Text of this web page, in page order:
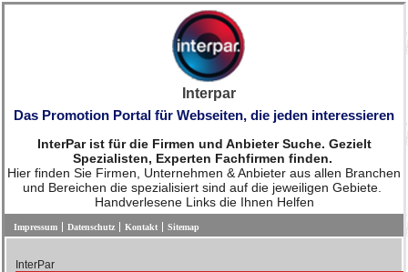
Interpar
Das Promotion Portal für Webseiten, die jeden interessieren
InterPar ist für die Firmen und Anbieter Suche. Gezielt
Spezialisten, Experten Fachfirmen finden.
Hier finden Sie Firmen, Unternehmen & Anbieter aus allen Branchen
und Bereichen die spezialisiert sind auf die jeweiligen Gebiete.
Handverlesene Links die Ihnen Helfen
Impressum Datenschutz Kontakt Sitemap
InterPar